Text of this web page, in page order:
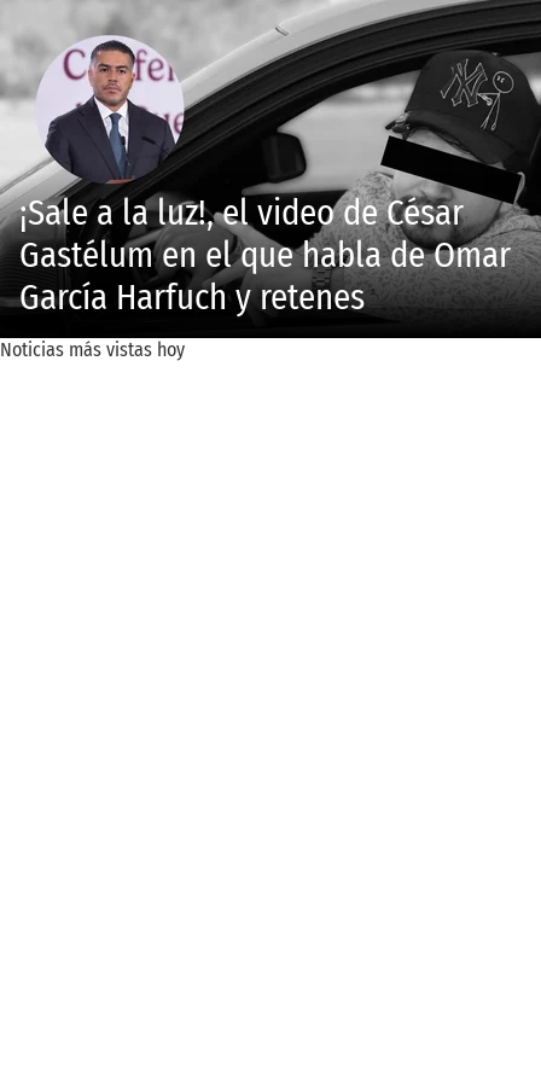
¡Sale a la luz!, el video de César
Gastélum en el que habla de Omar
García Harfuch y retenes
Noticias más vistas hoy